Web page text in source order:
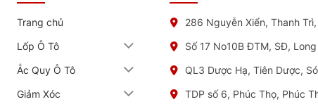
độ bám đường ướt (Wet Grip), hiệu suất tiết kiệm nhiên liệu
tiết kiệm năng lượng trước khi chọn lốp. Đây là yếu tố giúp
ST Chính Hãng Tại NAT Center
hãng lốp khác
Trang chủ
Lốp Ô Tô
Ắc Quy Ô Tô
Giảm Xóc
286 Nguyễn Xiển, Thanh
Số 17 No10B ĐTM, SĐ,
QL3 Dược Hạ, Tiên Dược,
TDP số 6, Phúc Thọ, Phúc